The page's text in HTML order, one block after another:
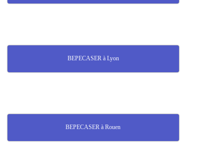
BEPECASER à Lyon
BEPECASER à Rouen